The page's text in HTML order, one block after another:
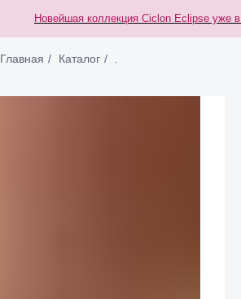
Новейшая коллекция Ciclon Eclipse уже в
Главная / Каталог /